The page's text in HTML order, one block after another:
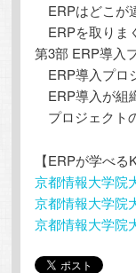
ERPはどこが
ERPを取りま
第3部 ERP導入
ERP導入プロ
ERP導入が組
プロジェクト
【ERPが学べる
京都情報大学院
京都情報大学院
京都情報大学院